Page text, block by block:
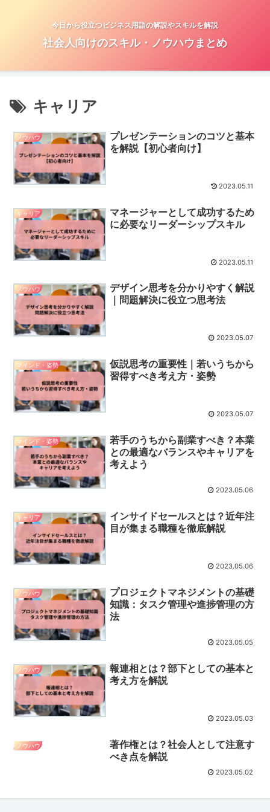
今日から役立つビジネス用語の解説やスキルを解説
社会人向けのスキル・ノウハウまとめ
キャリア
ノウハウ
プレゼンテーションのコツと基本
を解説【初心者向け】
2023.05.11
キャリア
マネージャーとして成功するため
に必要なリーダーシップスキル
2023.05.11
ノウハウ
デザイン思考を分かりやすく解説
｜問題解決に役立つ思考法
2023.05.07
マインド・姿勢
仮説思考の重要性｜若いうちから
習得すべき考え方・姿勢
2023.05.07
マインド・姿勢
若手のうちから副業すべき？本業
との最適なバランスやキャリアを
考えよう
2023.05.06
キャリア
インサイドセールスとは？近年注
目が集まる職種を徹底解説
2023.05.06
ノウハウ
プロジェクトマネジメントの基礎
知識：タスク管理や進捗管理の方
法
2023.05.05
ノウハウ
報連相とは？部下としての基本と
考え方を解説
2023.05.03
ノウハウ
著作権とは？社会人として注意す
べき点を解説
2023.05.02